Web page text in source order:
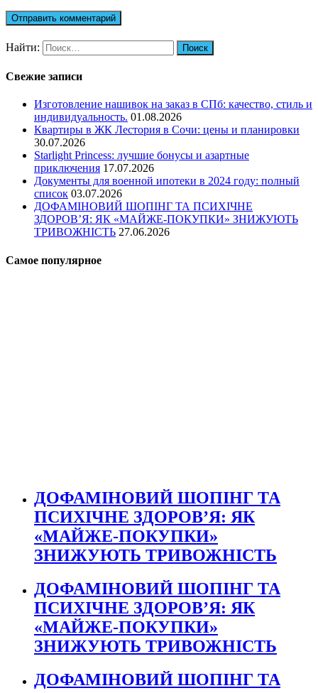
Найти:
Свежие записи
Изготовление нашивок на заказ в СПб: качество, стиль и
индивидуальность. 01.08.2026
Квартиры в ЖК Лестория в Сочи: цены и планировки
30.07.2026
Starlight Princess: лучшие бонусы и азартные
приключения 17.07.2026
Документы для военной ипотеки в 2024 году: полный
список 03.07.2026
ДОФАМІНОВИЙ ШОПІНГ ТА ПСИХІЧНЕ
ЗДОРОВ’Я: ЯК «МАЙЖЕ-ПОКУПКИ» ЗНИЖУЮТЬ
ТРИВОЖНІСТЬ 27.06.2026
Самое популярное
ДОФАМІНОВИЙ ШОПІНГ ТА
ПСИХІЧНЕ ЗДОРОВ’Я: ЯК
«МАЙЖЕ-ПОКУПКИ»
ЗНИЖУЮТЬ ТРИВОЖНІСТЬ
ДОФАМІНОВИЙ ШОПІНГ ТА
ПСИХІЧНЕ ЗДОРОВ’Я: ЯК
«МАЙЖЕ-ПОКУПКИ»
ЗНИЖУЮТЬ ТРИВОЖНІСТЬ
ДОФАМІНОВИЙ ШОПІНГ ТА